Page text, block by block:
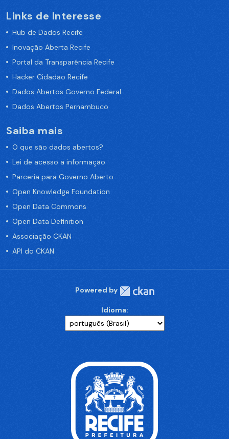
Links de Interesse
Hub de Dados Recife
Inovação Aberta Recife
Portal da Transparência Recife
Hacker Cidadão Recife
Dados Abertos Governo Federal
Dados Abertos Pernambuco
Saiba mais
O que são dados abertos?
Lei de acesso a informação
Parceria para Governo Aberto
Open Knowledge Foundation
Open Data Commons
Open Data Definition
Associação CKAN
API do CKAN
Powered by
Idioma